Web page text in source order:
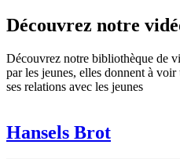
Découvrez notre
Découvrez notre bibliothèque de
par les jeunes, elles donnent à
ses relations avec les jeunes
Hansels Brot